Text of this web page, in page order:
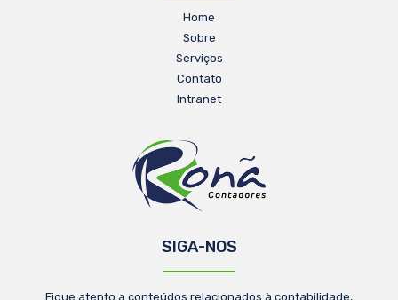
Home
Sobre
Serviços
Contato
Intranet
SIGA-NOS
Fique atento a conteúdos relacionados à contabilidade,